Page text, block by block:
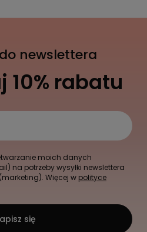
newslettera
10% rabatu
moich danych
na potrzeby wysyłki newslettera
Więcej w polityce
się